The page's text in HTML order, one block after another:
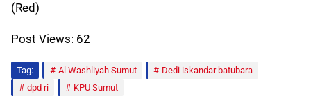
(Red)
Post Views: 62
Tag: Al Washliyah Sumut
Dedi iskandar batubara
dpd ri
KPU Sumut